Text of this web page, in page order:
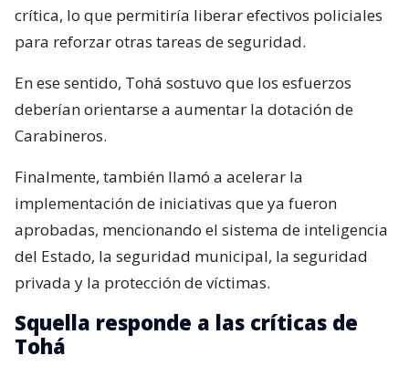
crítica, lo que permitiría liberar efectivos policiales
para reforzar otras tareas de seguridad.
En ese sentido, Tohá sostuvo que los esfuerzos
deberían orientarse a aumentar la dotación de
Carabineros.
Finalmente, también llamó a acelerar la
implementación de iniciativas que ya fueron
aprobadas, mencionando el sistema de inteligencia
del Estado, la seguridad municipal, la seguridad
privada y la protección de víctimas.
Squella responde a las críticas de
Tohá